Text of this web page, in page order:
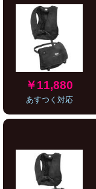
￥11,880
あすつく対応